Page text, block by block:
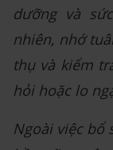
dưỡng và
nhiên, nhớ
thụ và kiểm
hỏi hoặc lo
Ngoài việc bổ